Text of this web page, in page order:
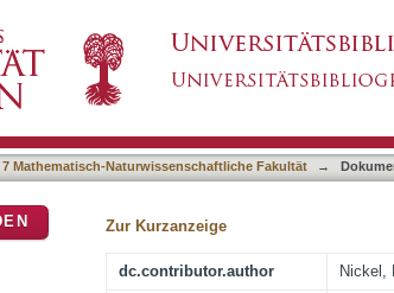
of ceramic matrix
7 Mathematisch-Naturwissenschaftliche Fakultät →
Zur Kurzanzeige
dc.contributor.author Nickel,